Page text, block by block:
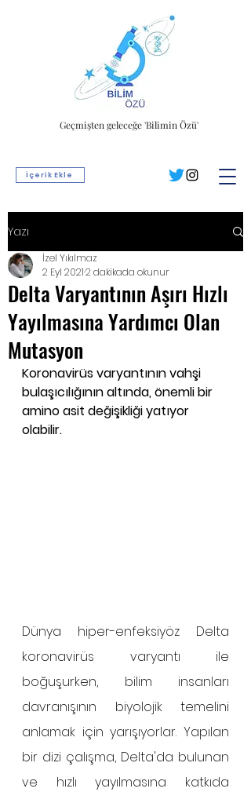
İçerik Ekle
Geçmişten geleceğe 'Bilimin Özü'
Yazı
Delta Varyantının Aşırı Hızlı
Yayılmasına Yardımcı Olan
Mutasyon
İzel Yıkılmaz
2 Eyl 20212 dakikada okunur
Koronavirüs varyantının vahşi
bulaşıcılığının altında, önemli bir
amino asit değişikliği yatıyor
olabilir.
Dünya hiper-enfeksiyöz Delta
koronavirüs varyantı ile
boğuşurken, bilim insanları
davranışının biyolojik temelini
anlamak için yarışıyorlar. Yapılan
bir dizi çalışma, Delta'da bulunan
ve hızlı yayılmasına katkıda